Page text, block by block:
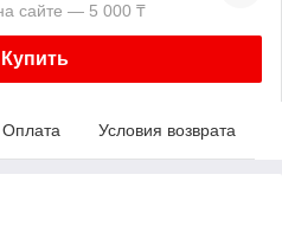
сайте — 5 000 ₸
Купить
Оплата Условия возврата